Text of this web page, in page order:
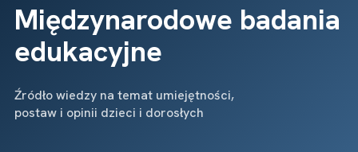
Międzynarodowe badania
edukacyjne
Źródło wiedzy na temat umiejętności,
postaw i opinii dzieci i dorosłych